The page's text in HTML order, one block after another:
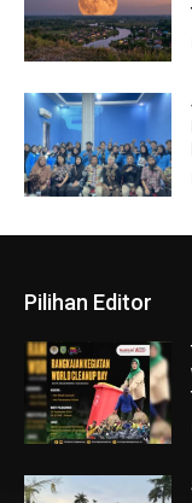
Pilihan Editor